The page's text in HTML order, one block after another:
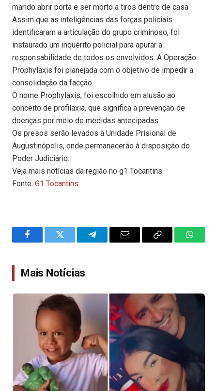
marido abrir porta e ser morto a tiros dentro de casa
Assim que as inteligências das forças policiais
identificaram a articulação do grupo criminoso, foi
instaurado um inquérito policial para apurar a
responsabilidade de todos os envolvidos. A Operação
Prophylaxis foi planejada com o objetivo de impedir a
consolidação da facção.
O nome Prophylaxis, foi escolhido em alusão ao
conceito de profilaxia, que significa a prevenção de
doenças por meio de medidas antecipadas.
Os presos serão levados à Unidade Prisional de
Augustinópolis, onde permanecerão à disposição do
Poder Judiciário.
Veja mais notícias da região no g1 Tocantins.
Fonte: G1 Tocantins
FacebookTwitter TelegramEmail
Copy
Mais Notícias